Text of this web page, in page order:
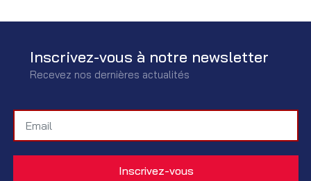
Inscrivez-vous à notre newsletter
Recevez nos dernières actualités